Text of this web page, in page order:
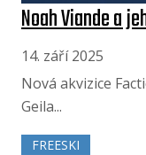
Noah Viande a
14. září 2025
Nová akvizice
Geila...
FREESKI